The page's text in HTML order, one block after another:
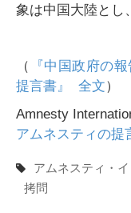
象は中国大陸とし
（
『中国政府の
提言書』 全文）
Amnesty
アムネスティの提
アムネスティ・
拷問